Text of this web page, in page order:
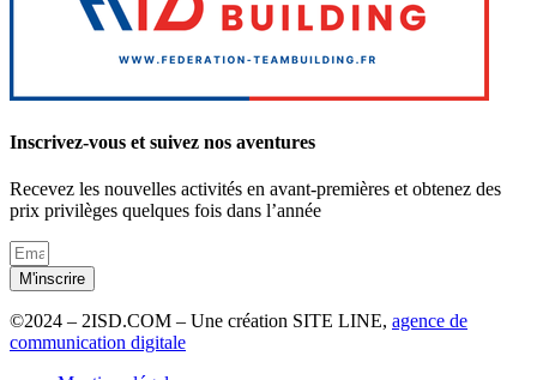
Inscrivez-vous et suivez nos aventures
Recevez les nouvelles activités en avant-premières et obtenez des
prix privilèges quelques fois dans l’année
M'inscrire
©2024 – 2ISD.COM – Une création SITE LINE, agence de
communication digitale